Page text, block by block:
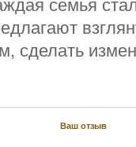
сделать
Ваш отзыв